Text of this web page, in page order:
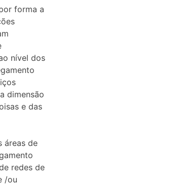
forma a
nível dos
dimensão
e das
áreas de
redes de
/ou